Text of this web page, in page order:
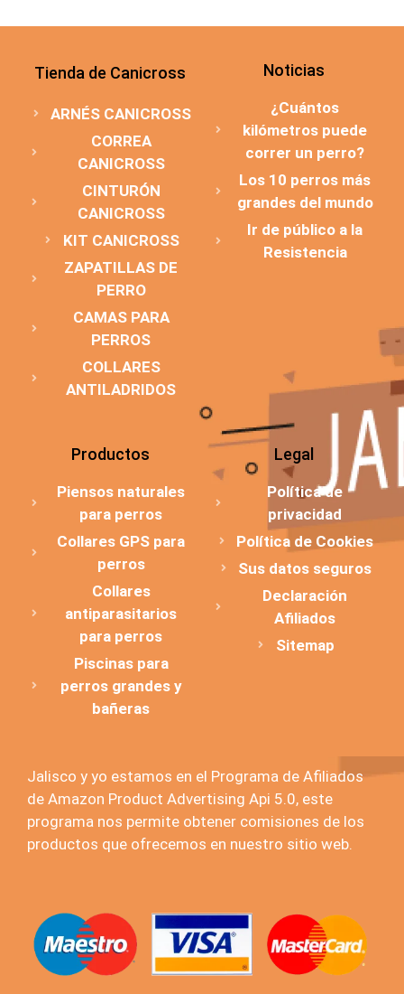
Tienda de Canicross
ARNÉS CANICROSS
CORREA
CANICROSS
CINTURÓN
CANICROSS
KIT CANICROSS
ZAPATILLAS DE
PERRO
CAMAS PARA
PERROS
COLLARES
ANTILADRIDOS
Noticias
¿Cuántos
kilómetros puede
correr un perro?
Los 10 perros más
grandes del mundo
Ir de público a la
Resistencia
Productos
Piensos naturales
para perros
Collares GPS para
perros
Collares
antiparasitarios
para perros
Piscinas para
perros grandes y
bañeras
Legal
Política de
privacidad
Política de Cookies
Sus datos seguros
Declaración
Afiliados
Sitemap
Jalisco y yo estamos en el Programa de Afiliados
de Amazon Product Advertising Api 5.0, este
programa nos permite obtener comisiones de los
productos que ofrecemos en nuestro sitio web.